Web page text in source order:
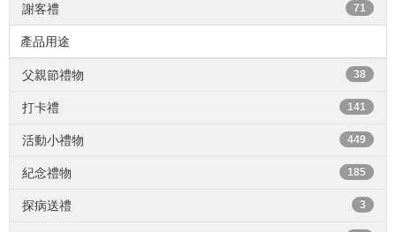
謝客禮 71
產品用途
父親節禮物 38
打卡禮 141
活動小禮物 449
紀念禮物 185
探病送禮 3